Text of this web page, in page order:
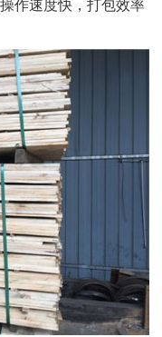
作速度快，打包效率